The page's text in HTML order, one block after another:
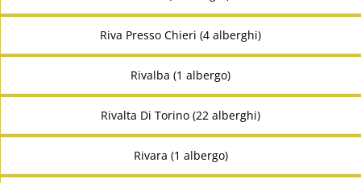
Riva Presso Chieri (4 alberghi)
Rivalba (1 albergo)
Rivalta Di Torino (22 alberghi)
Rivara (1 albergo)